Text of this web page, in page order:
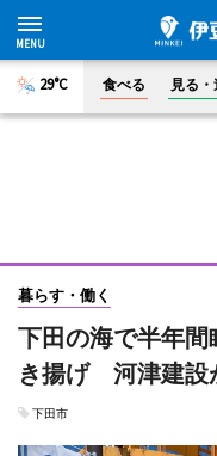
29°C 食べる 見る
暮らす・働く
下田の海で半年間
き揚げ 河津建設
下田市